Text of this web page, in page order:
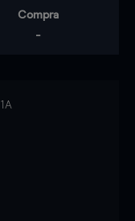
Compra
-
1A